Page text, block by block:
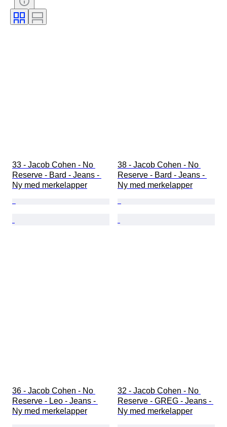
Æra
Skjortekrage størrelse
33 - Jacob Cohen - No
Reserve - Bard - Jeans -
Ny med merkelapper
38 - Jacob Cohen - No
Reserve - Bard - Jeans -
Ny med merkelapper
36 - Jacob Cohen - No
Reserve - Leo - Jeans -
Ny med merkelapper
32 - Jacob Cohen - No
Reserve - GREG - Jeans -
Ny med merkelapper